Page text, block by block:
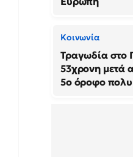
Κοινωνία
Τραγωδία στο
53χρονη μετά
5ο όροφο